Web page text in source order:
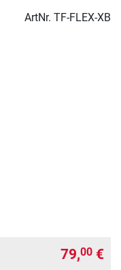
ArtNr. TF-FLEX-XB
79,00 €